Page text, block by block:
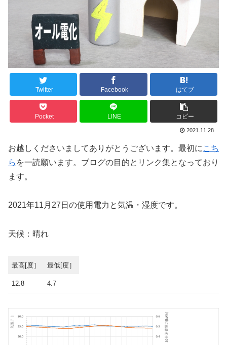
Twitter Facebook はてブ
Pocket LINE コピー
2021.11.28
お越しくださいましてありがとうございます。最初に こち
ら を一読願います。ブログの目的とリンク集となっており
ます。
2021年11月27日の使用電力と気温・湿度です。
天候：晴れ
最高[度］ 最低[度］
12.8 4.7